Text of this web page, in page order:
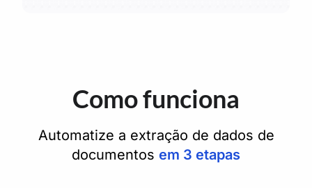
Como funciona
Automatize a extração de dados de
documentos em 3 etapas